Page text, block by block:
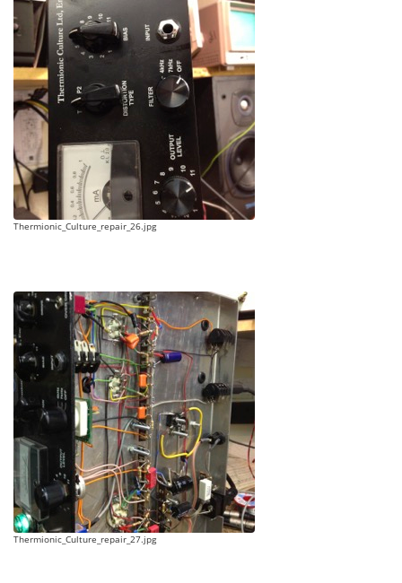
Thermionic_Culture_repair_26.jpg
Thermionic_Culture_repair_27.jpg